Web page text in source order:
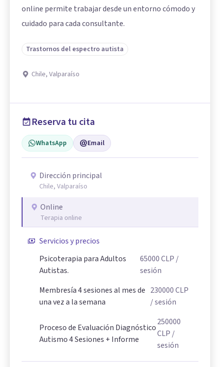
online permite trabajar desde un entorno cómodo y
cuidado para cada consultante.
Trastornos del espectro autista
Chile, Valparaíso
Reserva tu cita
WhatsApp Email
Dirección principal
Chile, Valparaíso
Online
Terapia online
Servicios y precios
Psicoterapia para Adultos
Autistas.
65000CLP /
sesión
Membresía 4 sesiones al mes de
una vez a la semana
230000CLP
/ sesión
Proceso de Evaluación Diagnóstico
Autismo 4 Sesiones + Informe
250000
CLP /
sesión